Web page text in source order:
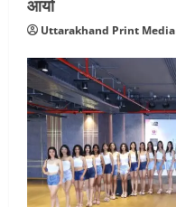
Uttarakhand Print Media